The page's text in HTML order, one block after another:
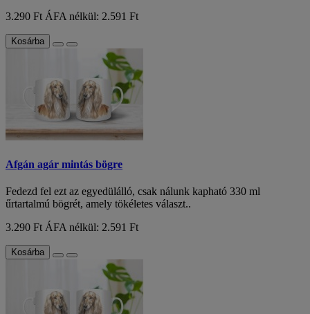
3.290 Ft ÁFA nélkül: 2.591 Ft
Kosárba
Afgán agár mintás bögre
Fedezd fel ezt az egyedülálló, csak nálunk kapható 330 ml
űrtartalmú bögrét, amely tökéletes választ..
3.290 Ft ÁFA nélkül: 2.591 Ft
Kosárba